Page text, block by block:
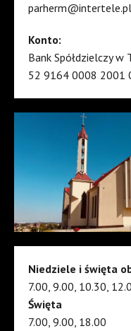
parherm@intertele.pl
Konto:
Bank Spółdzielczy w
52 9164 0008 2001
Niedziele i święta
7.00, 9.00, 10.30,
Święta
7.00, 9.00, 18.00